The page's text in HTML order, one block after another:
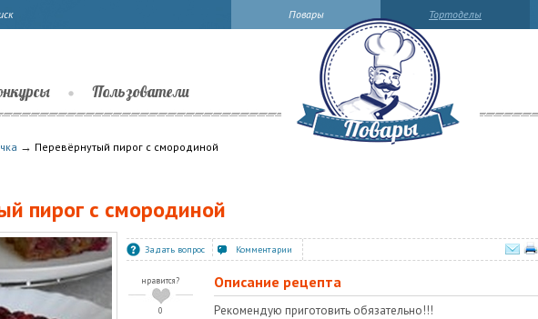
Тортоделы
Повары
Пользователи
→ Перевёрнутый пирог с смородиной
пирог с смородиной
Задать вопрос Комментарии
нравится?
0
Описание рецепта
Рекомендую приготовить обязательно!!!